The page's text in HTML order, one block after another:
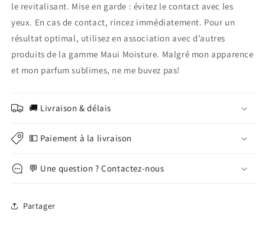
le revitalisant. Mise en garde : évitez le contact avec les
yeux. En cas de contact, rincez immédiatement. Pour un
résultat optimal, utilisez en association avec d’autres
produits de la gamme Maui Moisture. Malgré mon apparence
et mon parfum sublimes, ne me buvez pas!
🚚 Livraison & délais
💵 Paiement à la livraison
💬 Une question ? Contactez-nous
Partager